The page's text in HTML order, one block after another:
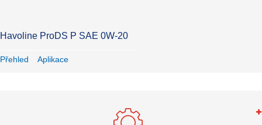
Havoline ProDS P SAE 0W-20
Přehled Aplikace